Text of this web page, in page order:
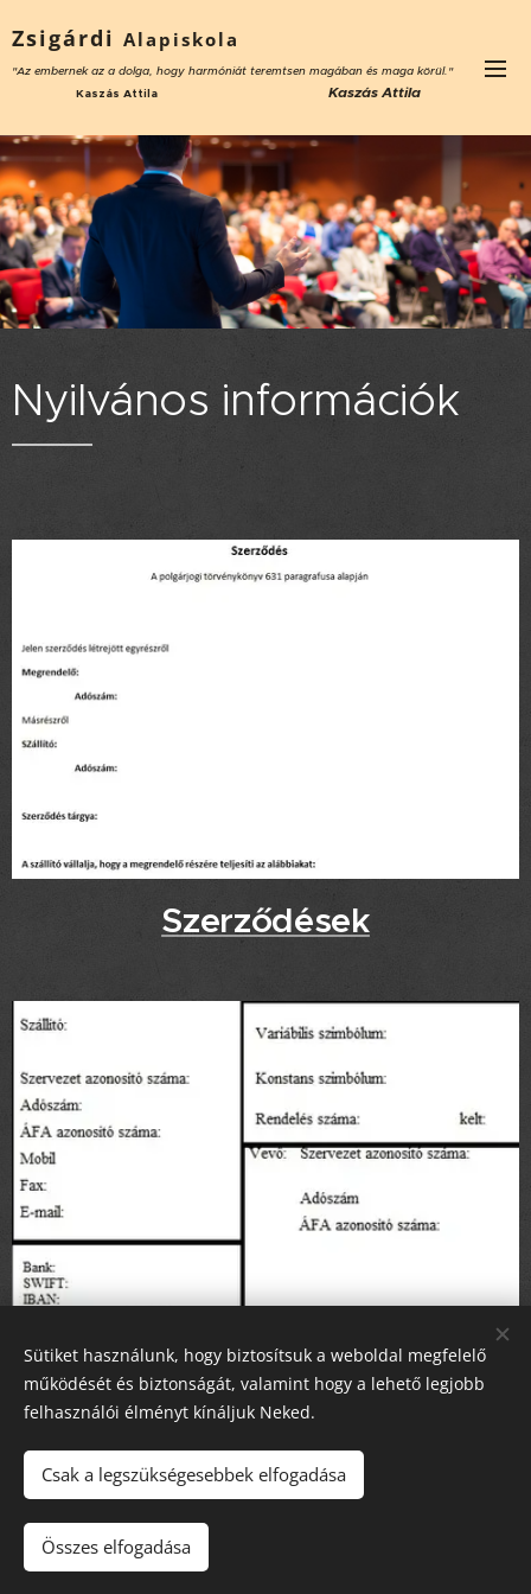
Zsigárdi Alapiskola
"Az embernek az a dolga, hogy harmóniát teremtsen magában és maga körül."
Kaszás Attila
Kaszás Attila
Nyilvános információk
Szerződések
Számlák
Az oldalt a működteti
Slovenčina
Sütiket használunk, hogy biztosítsuk a weboldal megfelelő
működését és biztonságát, valamint hogy a lehető legjobb
felhasználói élményt kínáljuk Neked.
Csak a legszükségesebbek elfogadása
Összes elfogadása